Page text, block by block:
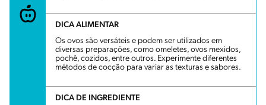
DICA ALIMENTAR
Os ovos são versáteis e podem ser utilizados em
diversas preparações, como omeletes, ovos mexidos,
pochê, cozidos, entre outros. Experimente diferentes
métodos de cocção para variar as texturas e sabores.
DICA DE INGREDIENTE